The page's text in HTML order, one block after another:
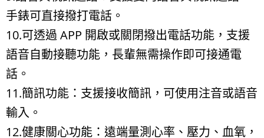
手錶可直接撥打電話。
10.可透過 APP 開啟或關閉撥出電話功能，支援
語音自動接聽功能，長輩無需操作即可接通電
話。
11.簡訊功能：支援接收簡訊，可使用注音或語音
輸入。
12.健康關心功能：遠端量測心率、壓力、血氧，